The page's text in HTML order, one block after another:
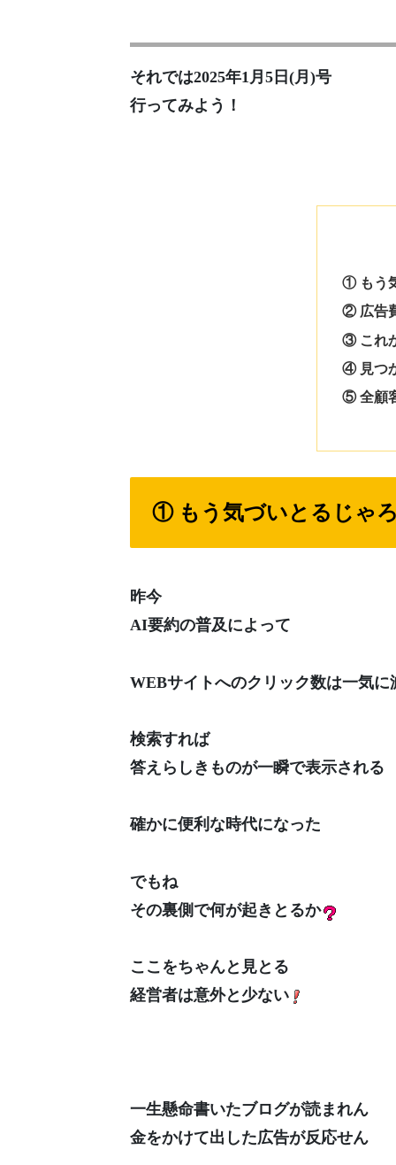
それでは2025年1月5日(月)号
行ってみよう！
① もう
② 広告
③ これ
④ 見つ
⑤ 全顧
① もう気づいとるじゃ
昨今
AI要約の普及によって
WEBサイトへのクリック数は一気に
検索すれば
答えらしきものが一瞬で表示される
確かに便利な時代になった
でもね
その裏側で何が起きとるか
ここをちゃんと見とる
経営者は意外と少ない
一生懸命書いたブログが読まれん
金をかけて出した広告が反応せん